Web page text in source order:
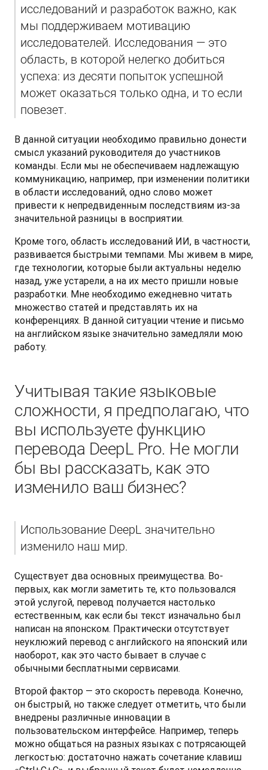
исследований и разработок важно, как
мы поддерживаем мотивацию
исследователей. Исследования — это
область, в которой нелегко добиться
успеха: из десяти попыток успешной
может оказаться только одна, и то если
повезет.
В данной ситуации необходимо правильно донести
смысл указаний руководителя до участников
команды. Если мы не обеспечиваем надлежащую
коммуникацию, например, при изменении политики
в области исследований, одно слово может
привести к непредвиденным последствиям из-за
значительной разницы в восприятии.
Кроме того, область исследований ИИ, в частности,
развивается быстрыми темпами. Мы живем в мире,
где технологии, которые были актуальны неделю
назад, уже устарели, а на их место пришли новые
разработки. Мне необходимо ежедневно читать
множество статей и представлять их на
конференциях. В данной ситуации чтение и письмо
на английском языке значительно замедляли мою
работу.
Учитывая такие языковые
сложности, я предполагаю, что
вы используете функцию
перевода DeepL Pro. Не могли
бы вы рассказать, как это
изменило ваш бизнес?
Использование DeepL значительно
изменило наш мир.
Существует два основных преимущества. Во-
первых, как могли заметить те, кто пользовался
этой услугой, перевод получается настолько
естественным, как если бы текст изначально был
написан на японском. Практически отсутствует
неуклюжий перевод с английского на японский или
наоборот, как это часто бывает в случае с
обычными бесплатными сервисами.
Второй фактор — это скорость перевода. Конечно,
он быстрый, но также следует отметить, что были
внедрены различные инновации в
пользовательском интерфейсе. Например, теперь
можно общаться на разных языках с потрясающей
легкостью: достаточно нажать сочетание клавиш